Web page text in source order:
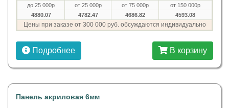
до 25 000р от 25 000р от 75 000р
от 150 000р
4880.07
4782.47 4686.82 4593.08
Цены при заказе от 300 000 руб. обсуждаются индивидуально
Подробнее В корзину
Панель акриловая 6мм